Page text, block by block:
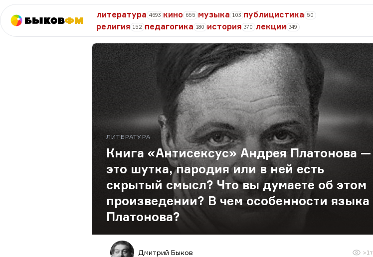
БыковФМ
литература 4693 кино 655 музыка 103 публицистика 50
религия 152 педагогика 180 история 370 лекции 349
ЛИТЕРАТУРА
Книга «Антисексус» Андрея Платонова —
это шутка, пародия или в ней есть
скрытый смысл? Что вы думаете об этом
произведении? В чем особенности языка
Платонова?
Дмитрий Быков >1т